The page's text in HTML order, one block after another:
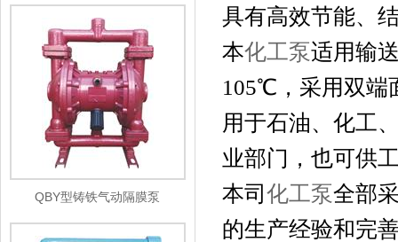
QBY型铸铁气动隔膜泵
具有高效节能、
本化工泵适用输
105℃，采用双端
用于石油、化工
业部门，也可供
本司 化工泵全部
的生产经验和完